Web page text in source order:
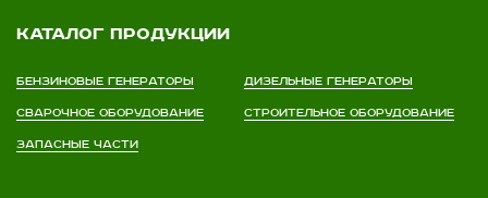
Каталог продукции
Бензиновые генераторы Дизельные генераторы
Сварочное оборудование Строительное оборудование
Запасные части